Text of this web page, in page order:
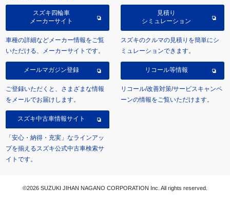
スズキ四輪車
メーカーサイト
車種の詳細などメーカー情報をご覧
いただける、メーカーサイトです。
見積り
シミュレーション
スズキのクルマの見積りを簡単にシ
ミュレーションできます。
メールマガジン登録
ご登録いただくと、さまざまな情報
をメールでお届けします。
リコール等情報
リコール/改善対策/サービスキャンペ
ーンの情報をご覧いただけます。
スズキ中古車情報サイト
「安心・納得・充実」なラインアッ
プを揃えるスズキ公式中古車検索サ
イトです。
©2026 SUZUKI JIHAN NAGANO CORPORATION Inc. All rights reserved.